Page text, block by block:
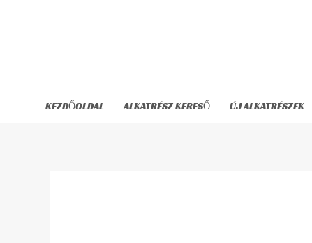
KEZDŐOLDAL ALKATRÉSZ KERESŐ ÚJ ALKATRÉSZEK